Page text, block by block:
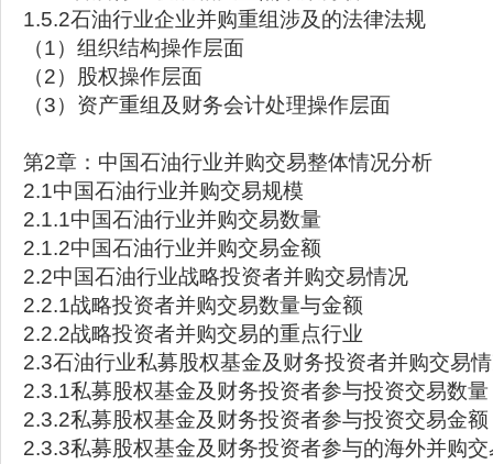
1.5.2石油行业企业并购重组涉及的法律法规
（1）组织结构操作层面
（2）股权操作层面
（3）资产重组及财务会计处理操作层面
第2章：中国石油行业并购交易整体情况分析
2.1中国石油行业并购交易规模
2.1.1中国石油行业并购交易数量
2.1.2中国石油行业并购交易金额
2.2中国石油行业战略投资者并购交易情况
2.2.1战略投资者并购交易数量与金额
2.2.2战略投资者并购交易的重点行业
2.3石油行业私募股权基金及财务投资者并购交易
2.3.1私募股权基金及财务投资者参与投资交易数量
2.3.2私募股权基金及财务投资者参与投资交易金额
2.3.3私募股权基金及财务投资者参与的海外并购交